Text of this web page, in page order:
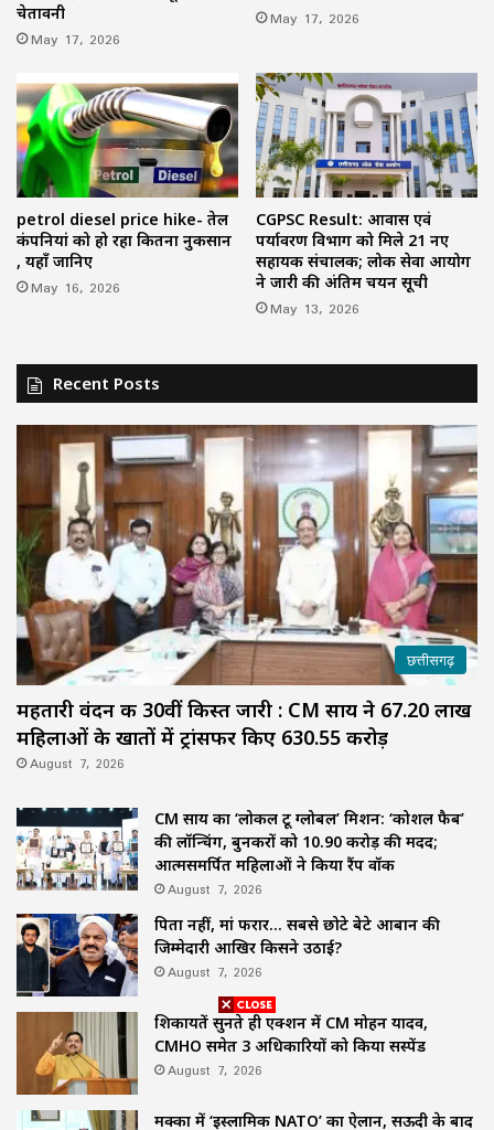
चेतावनी
May 17, 2026
May 17, 2026
petrol diesel price hike- तेल
कंपनियां को हो रहा कितना नुकसान
, यहाँ जानिए
May 16, 2026
CGPSC Result: आवास एवं
पर्यावरण विभाग को मिले 21 नए
सहायक संचालक; लोक सेवा आयोग
ने जारी की अंतिम चयन सूची
May 13, 2026
Recent Posts
छत्तीसगढ़
महतारी वंदन की 30वीं किस्त जारी : CM साय ने 67.20 लाख
महिलाओं के खातों में ट्रांसफर किए ₹630.55 करोड़
August 7, 2026
CM साय का ‘लोकल टू ग्लोबल’ मिशन: ‘कोशल फैब’
की लॉन्चिंग, बुनकरों को 10.90 करोड़ की मदद;
आत्मसमर्पित महिलाओं ने किया रैंप वॉक
August 7, 2026
पिता नहीं, मां फरार… सबसे छोटे बेटे आबान की
जिम्मेदारी आखिर किसने उठाई?
August 7, 2026
शिकायतें सुनते ही एक्शन में CM मोहन यादव,
CMHO समेत 3 अधिकारियों को किया सस्पेंड
August 7, 2026
मक्का में ‘इस्लामिक NATO’ का ऐलान, सऊदी के बाद